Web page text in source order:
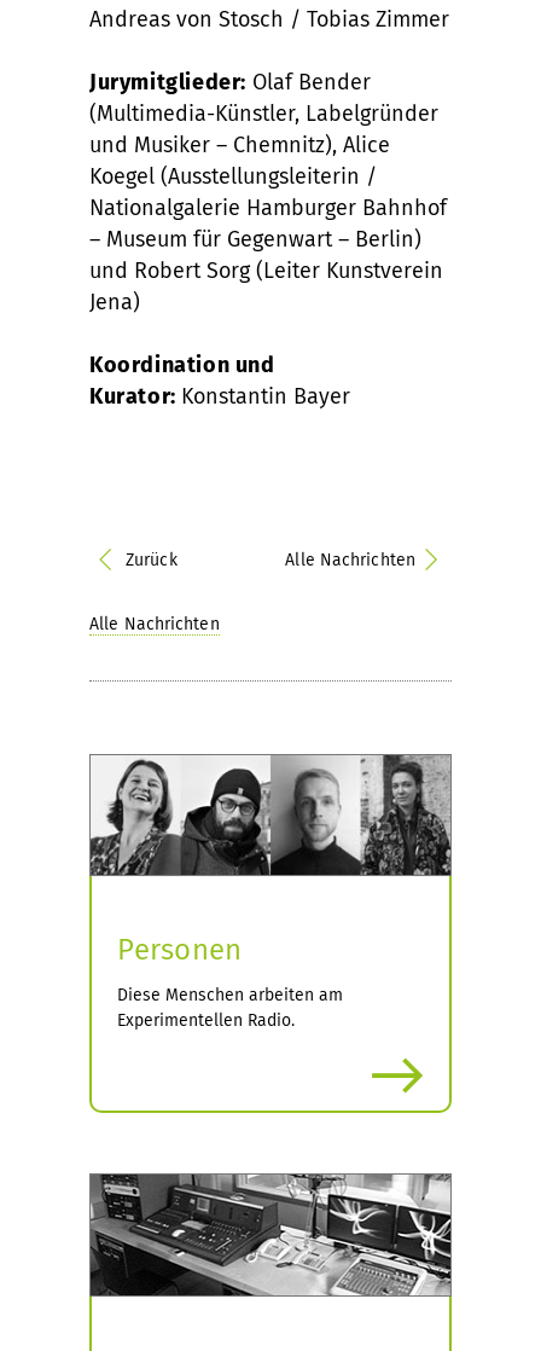
Andreas von Stosch / Tobias Zimmer
Jurymitglieder: Olaf Bender
(Multimedia-Künstler, Labelgründer
und Musiker – Chemnitz), Alice
Koegel (Ausstellungsleiterin /
Nationalgalerie Hamburger Bahnhof
– Museum für Gegenwart – Berlin)
und Robert Sorg (Leiter Kunstverein
Jena)
Koordination und
Kurator: Konstantin Bayer
Zurück Alle Nachrichten
Alle Nachrichten
Personen
Diese Menschen arbeiten am
Experimentellen Radio.